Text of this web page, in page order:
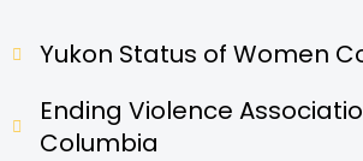
Yukon Status of Women
Ending Violence
Columbia